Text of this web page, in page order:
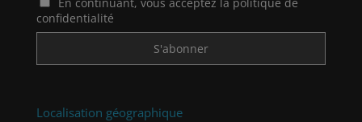
confidentialité
Localisation géographique